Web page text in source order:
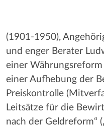
(1901-1950),
und enger Berater
einer
einer Aufhebung der
Preiskontrolle
Leitsätze für die
nach der Geldreform“